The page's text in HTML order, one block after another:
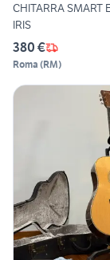
CHITARRA SMART
IRIS
380 €
Roma (RM)